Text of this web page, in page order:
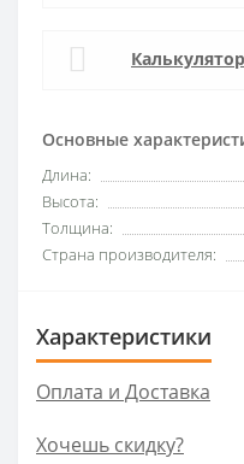
Основные
Длина:
Высота:
Толщина:
Страна производителя:
Характеристики
Оплата и Доставка
Хочешь скидку?